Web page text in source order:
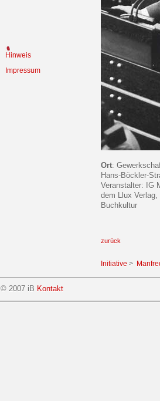
Ort:
Hans-Böckler-
Veranstalter: IG
dem Llux
Buchkultur
zurück
Initiative >
Hinweis
Impressum
© 2007 iB Kontakt